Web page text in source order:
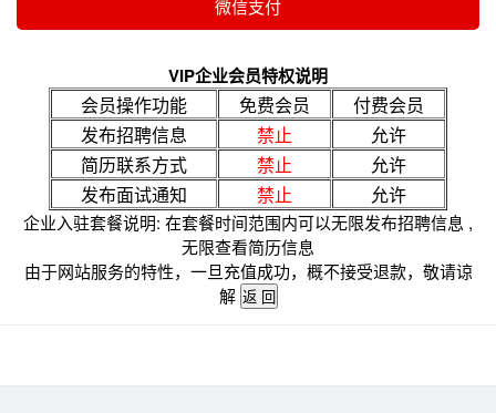
VIP企业会员特权说明
会员操作功能 免费会员
付费会员
发布招聘信息
禁止
允许
简历联系方式
禁止
允许
发布面试通知
禁止 允许
企业入驻套餐说明: 在套餐时间范围内可以无限发布招聘信息 ,
无限查看简历信息
由于网站服务的特性，一旦充值成功，概不接受退款，敬请谅
解